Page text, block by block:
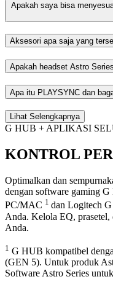
Apakah saya bisa
Aksesori apa saja yang
Apakah headset Astro
Apa itu PLAYSYNC dan
Lihat Selengkapnya
G HUB + APLIKASI
KONTROL
Optimalkan dan
dengan software gaming
PC/MAC 1 dan Logitech
Anda. Kelola EQ, prasetel,
Anda.
1 G HUB kompatibel
(GEN 5). Untuk produk
Software Astro Series